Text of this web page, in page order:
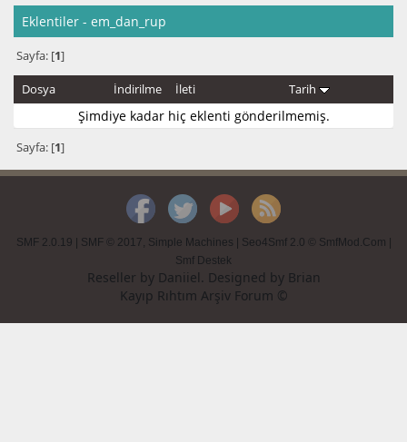
Eklentiler - em_dan_rup
Sayfa: [1]
Dosya İndirilme İleti Tarih
Şimdiye kadar hiç eklenti gönderilmemiş.
Sayfa: [1]
SMF 2.0.19 | SMF © 2017 Simple Machines | Seo4Smf 2.0 © SmfMod.Com |
Smf Destek
Reseller by Daniiel. Designed by Brian
Kayıp Rıhtım Arşiv Forum ©